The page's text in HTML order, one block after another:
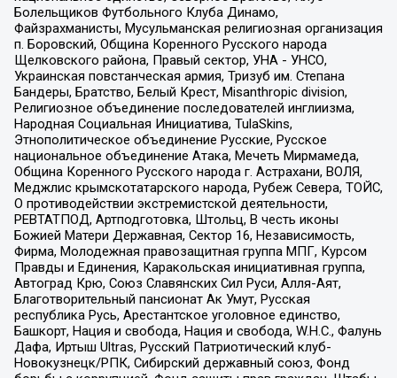
Болельщиков Футбольного Клуба Динамо,
Файзрахманисты, Мусульманская религиозная организация
п. Боровский, Община Коренного Русского народа
Щелковского района, Правый сектор, УНА - УНСО,
Украинская повстанческая армия, Тризуб им. Степана
Бандеры, Братство, Белый Крест, Misanthropic division,
Религиозное объединение последователей инглиизма,
Народная Социальная Инициатива, TulaSkins,
Этнополитическое объединение Русские, Русское
национальное объединение Атака, Мечеть Мирмамеда,
Община Коренного Русского народа г. Астрахани, ВОЛЯ,
Меджлис крымскотатарского народа, Рубеж Севера, ТОЙС,
О противодействии экстремистской деятельности,
РЕВТАТПОД, Артподготовка, Штольц, В честь иконы
Божией Матери Державная, Сектор 16, Независимость,
Фирма, Молодежная правозащитная группа МПГ, Курсом
Правды и Единения, Каракольская инициативная группа,
Автоград Крю, Союз Славянских Сил Руси, Алля-Аят,
Благотворительный пансионат Ак Умут, Русская
республика Русь, Арестантское уголовное единство,
Башкорт, Нация и свобода, Нация и свобода, W.H.С., Фалунь
Дафа, Иртыш Ultras, Русский Патриотический клуб-
Новокузнецк/РПК, Сибирский державный союз, Фонд